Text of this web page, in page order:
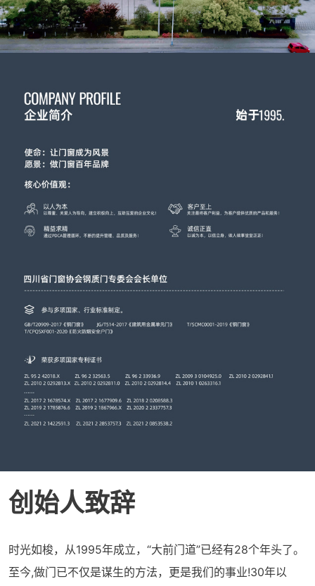
创始人致辞
时光如梭，从1995年成立，“大前门道”已经有28个年头了。
至今,做门已不仅是谋生的方法，更是我们的事业!30年以